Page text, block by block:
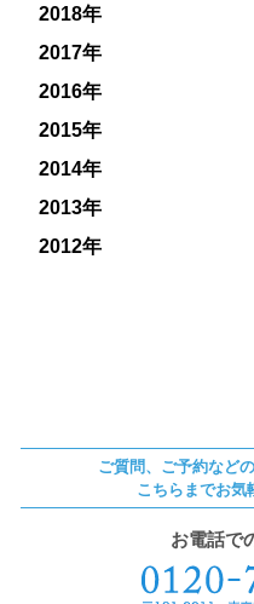
2018年
2017年
2016年
2015年
2014年
2013年
2012年
ご質問、ご予約など
こちらまでお気
お電話で